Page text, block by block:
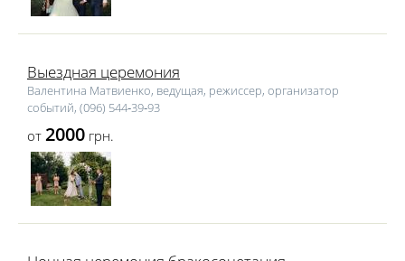
Выездная церемония
Валентина Матвиенко, ведущая, режиссер, организатор
событий, (096) 544‑39‑93
от 2000 грн.